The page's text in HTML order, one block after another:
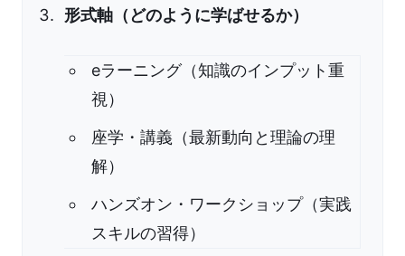
形式軸（どのように学ばせるか）
eラーニング（知識のインプット重
視）
座学・講義（最新動向と理論の理
解）
ハンズオン・ワークショップ（実践
スキルの習得）